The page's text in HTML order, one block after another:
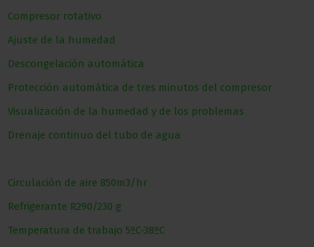
Compresor rotativo
Ajuste de la humedad
Descongelación automática
Protección automática de tres minutos del compresor
Visualización de la humedad y de los problemas
Drenaje continuo del tubo de agua
Circulación de aire 850m3/hr
Refrigerante R290/230 g
Temperatura de trabajo 5ºC-38ºC